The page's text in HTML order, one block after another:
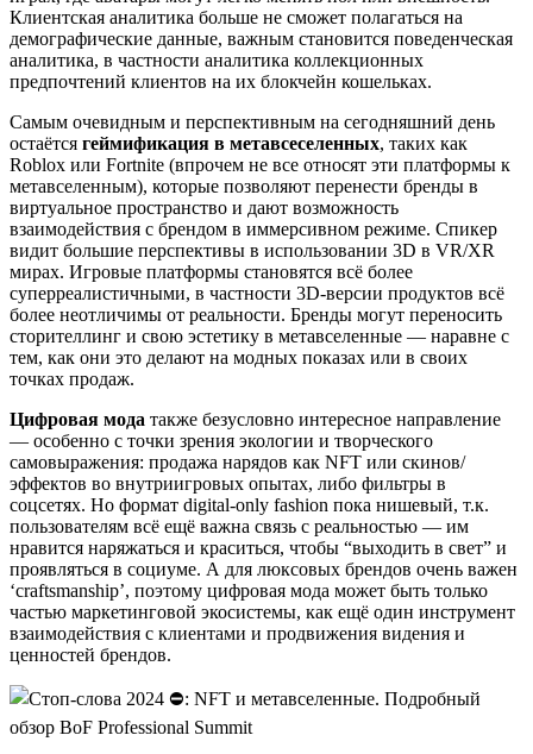
Клиентская аналитика больше не сможет полагаться на
демографические данные, важным становится поведенческая
аналитика, в частности аналитика коллекционных
предпочтений клиентов на их блокчейн кошельках.
Самым очевидным и перспективным на сегодняшний день
остаётся геймификация в метавсеселенных, таких как
Roblox или Fortnite (впрочем не все относят эти платформы к
метавселенным), которые позволяют перенести бренды в
виртуальное пространство и дают возможность
взаимодействия с брендом в иммерсивном режиме. Спикер
видит большие перспективы в использовании 3D в VR/XR
мирах. Игровые платформы становятся всё более
суперреалистичными, в частности 3D-версии продуктов всё
более неотличимы от реальности. Бренды могут переносить
сторителлинг и свою эстетику в метавселенные — наравне с
тем, как они это делают на модных показах или в своих
точках продаж.
Цифровая мода также безусловно интересное направление
— особенно с точки зрения экологии и творческого
самовыражения: продажа нарядов как NFT или скинов/
эффектов во внутриигровых опытах, либо фильтры в
соцсетях. Но формат digital-only fashion пока нишевый, т.к.
пользователям всё ещё важна связь с реальностью — им
нравится наряжаться и краситься, чтобы “выходить в свет” и
проявляться в социуме. А для люксовых брендов очень важен
‘craftsmanship’, поэтому цифровая мода может быть только
частью маркетинговой экосистемы, как ещё один инструмент
взаимодействия с клиентами и продвижения видения и
ценностей брендов.